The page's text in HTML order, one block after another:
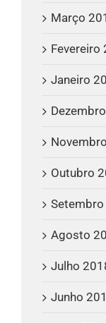
Março
Fevereiro
Janeiro
Outubro
Agosto
Julho
Junho